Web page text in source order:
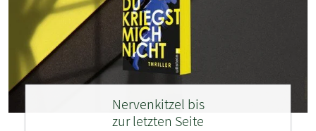
Nervenkitzel bis
zur letzten Seite